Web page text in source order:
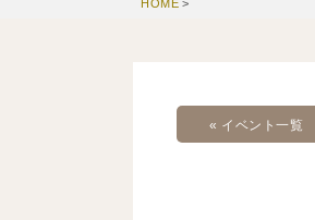
« イベント一覧